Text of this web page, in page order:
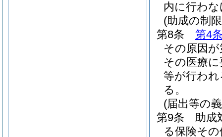
内に行わ
(助成の制
第8条
第4
その原因
その医療
等が行わ
る。
(届出等の
第9条
助成
る保険そ